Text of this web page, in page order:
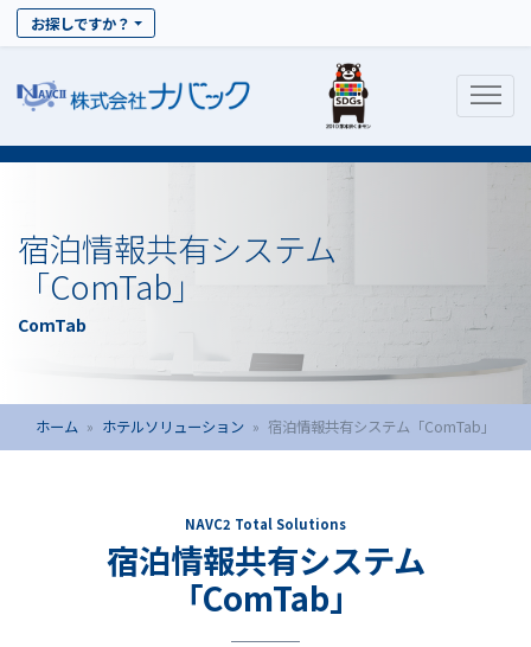
お探しですか？
宿泊情報共有システム
「ComTab」
ComTab
ホーム ホテルソリューション 宿泊情報共有システム「ComTab」
NAVC2 Total Solutions
宿泊情報共有システム
「ComTab」